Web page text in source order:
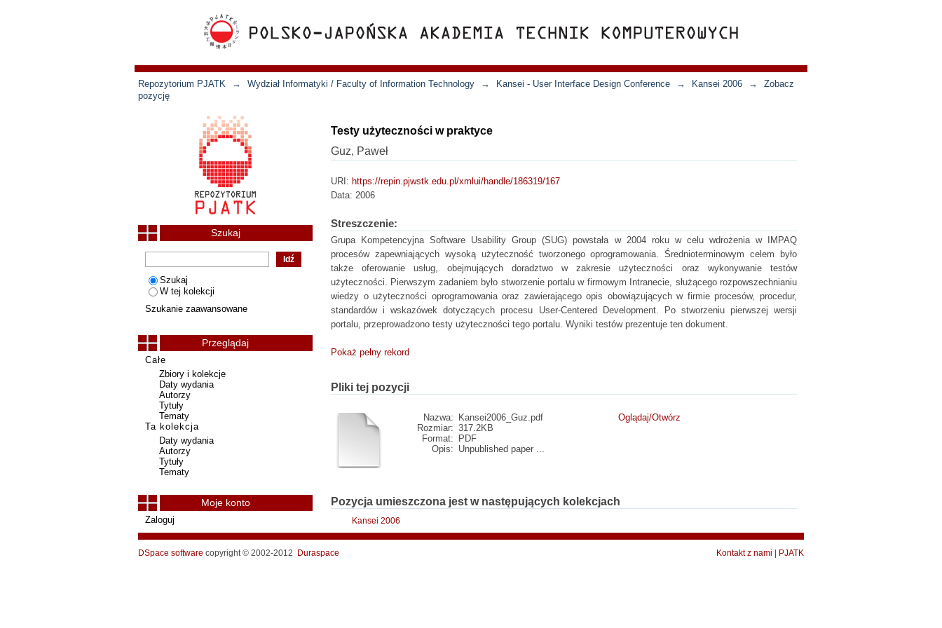
Repozytorium PJATK → Wydział Informatyki / Faculty of Information Technology → Kansei - User Interface Design Conference → Kansei 2006 →
Zobacz
pozycję
Testy użyteczności w praktyce
Guz, Paweł
URI: https://repin.pjwstk.edu.pl/xmlui/handle/186319/167
Data: 2006
Streszczenie:
Grupa Kompetencyjna Software Usability Group (SUG) powstała w 2004 roku w celu wdrożenia w IMPAQ
procesów zapewniających wysoką użyteczność tworzonego oprogramowania. Średnioterminowym celem było
także oferowanie usług, obejmujących doradztwo w zakresie użyteczności oraz wykonywanie testów
użyteczności. Pierwszym zadaniem było stworzenie portalu w firmowym Intranecie, służącego rozpowszechnianiu
wiedzy o użyteczności oprogramowania oraz zawierającego opis obowiązujących w firmie procesów, procedur,
standardów i wskazówek dotyczących procesu User-Centered Development. Po stworzeniu pierwszej wersji
portalu, przeprowadzono testy użyteczności tego portalu. Wyniki testów prezentuje ten dokument.
Pokaż pełny rekord
Pliki tej pozycji
Nazwa:
Kansei2006_Guz.pdf
Rozmiar: 317.2KB
Format:
PDF
Opis: Unpublished paper ...
Oglądaj/Otwórz
Pozycja umieszczona jest w następujących kolekcjach
Kansei 2006
Szukaj
Szukaj
W tej kolekcji
Szukanie zaawansowane
Przeglądaj
Całe
Zbiory i kolekcje
Daty wydania
Autorzy
Tytuły
Tematy
Ta kolekcja
Daty wydania
Autorzy
Tytuły
Tematy
Moje konto
Zaloguj
DSpace software copyright © 2002-2012 Duraspace Kontakt z nami PJATK